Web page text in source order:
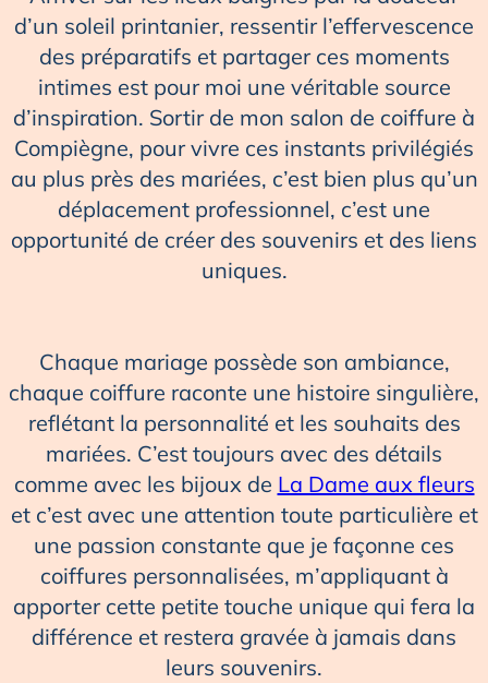
d’un soleil printanier, ressentir l’effervescence
des préparatifs et partager ces moments
intimes est pour moi une véritable source
d’inspiration. Sortir de mon salon de coiffure à
Compiègne, pour vivre ces instants privilégiés
au plus près des mariées, c’est bien plus qu’un
déplacement professionnel, c’est une
opportunité de créer des souvenirs et des liens
uniques.
Chaque mariage possède son ambiance,
chaque coiffure raconte une histoire singulière,
reflétant la personnalité et les souhaits des
mariées. C’est toujours avec des détails
comme avec les bijoux de La Dame aux fleurs
et c’est avec une attention toute particulière et
une passion constante que je façonne ces
coiffures personnalisées, m’appliquant à
apporter cette petite touche unique qui fera la
différence et restera gravée à jamais dans
leurs souvenirs.